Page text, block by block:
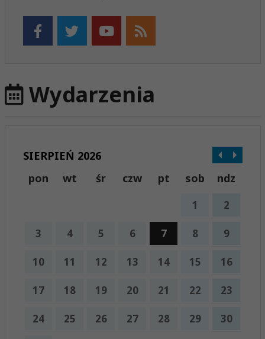
Wydarzenia
SIERPIEŃ 2026
pon
wt śr czw pt sob ndz
1 2
3 4 5 6 7 8 9
10 11 12 13 14 15 16
17 18 19 20 21 22 23
24 25 26 27 28 29 30